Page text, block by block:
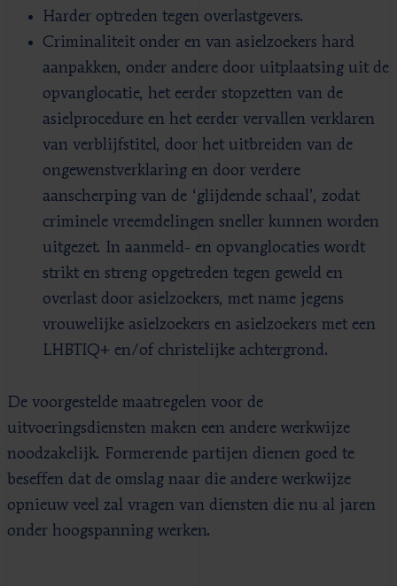
Harder optreden tegen overlastgevers.
Criminaliteit onder en van asielzoekers hard
aanpakken, onder andere door uitplaatsing uit de
opvanglocatie, het eerder stopzetten van de
asielprocedure en het eerder vervallen verklaren
van verblijfstitel, door het uitbreiden van de
ongewenstverklaring en door verdere
aanscherping van de ‘glijdende schaal’, zodat
criminele vreemdelingen sneller kunnen worden
uitgezet. In aanmeld- en opvanglocaties wordt
strikt en streng opgetreden tegen geweld en
overlast door asielzoekers, met name jegens
vrouwelijke asielzoekers en asielzoekers met een
LHBTIQ+ en/of christelijke achtergrond.
De voorgestelde maatregelen voor de
uitvoeringsdiensten maken een andere werkwijze
noodzakelijk. Formerende partijen dienen goed te
beseffen dat de omslag naar die andere werkwijze
opnieuw veel zal vragen van diensten die nu al jaren
onder hoogspanning werken.